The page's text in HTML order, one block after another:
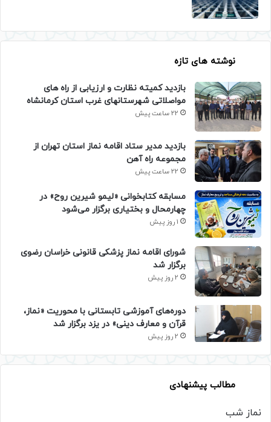
نوشته های تازه
بازدید کمیته نظارت و ارزیابی از راه های
مواصلاتی شهرستانهای غرب استان کرمانشاه
22 ساعت پیش
بازدید مدیر ستاد اقامه نماز استان تهران از
مجموعه راه آهن
22 ساعت پیش
مسابقه کتابخوانی «لیمو شیرین روح» در
چهارمحال و بختیاری برگزار می‌شود
1 روز پیش
شورای اقامه نماز پزشکی قانونی خراسان رضوی
برگزار شد
2 روز پیش
دوره‌های آموزشی تابستانی با محوریت «نماز،
قرآن و معارف دینی» در یزد برگزار شد
2 روز پیش
مطالب پیشنهادی
نماز شب